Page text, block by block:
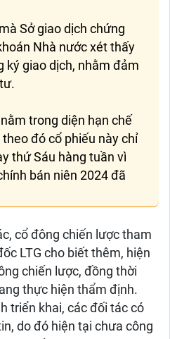
Sở giao dịch chứng
Nhà nước xét thấy
ký giao dịch, nhằm đảm
trong diện hạn chế
đó cổ phiếu này chỉ
thứ Sáu hàng tuần vì
bán niên 2024 đã
cổ đông chiến lược tham
LTG cho biết thêm, hiện
chiến lược, đồng thời
thực hiện thẩm định.
triển khai, các đối tác có
do đó hiện tại chưa công